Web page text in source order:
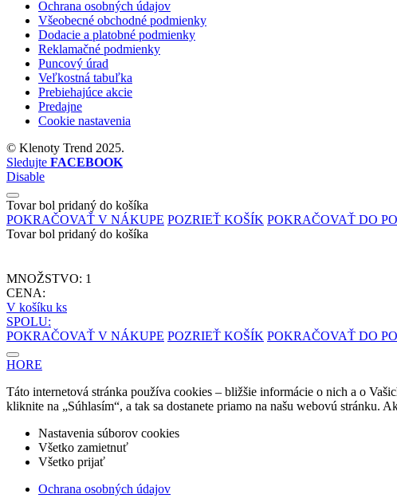
Ochrana osobných údajov
Všeobecné obchodné podmienky
Dodacie a platobné podmienky
Reklamačné podmienky
Puncový úrad
Veľkostná tabuľka
Prebiehajúce akcie
Predajne
Cookie nastavenia
© Klenoty Trend 2025.
Sledujte FACEBOOK
Disable
Tovar bol pridaný do košíka
POKRAČOVAŤ V NÁKUPE POZRIEŤ KOŠÍK POKRAČOVAŤ DO
Tovar bol pridaný do košíka
MNOŽSTVO: 1
CENA:
V košíku ks
SPOLU:
POKRAČOVAŤ V NÁKUPE POZRIEŤ KOŠÍK POKRAČOVAŤ DO
HORE
Táto internetová stránka používa cookies – bližšie informácie o nich a o
kliknite na „Súhlasím“, a tak sa dostanete priamo na našu webovú stránku.
Nastavenia súborov cookies
Všetko zamietnuť
Všetko prijať
Ochrana osobných údajov